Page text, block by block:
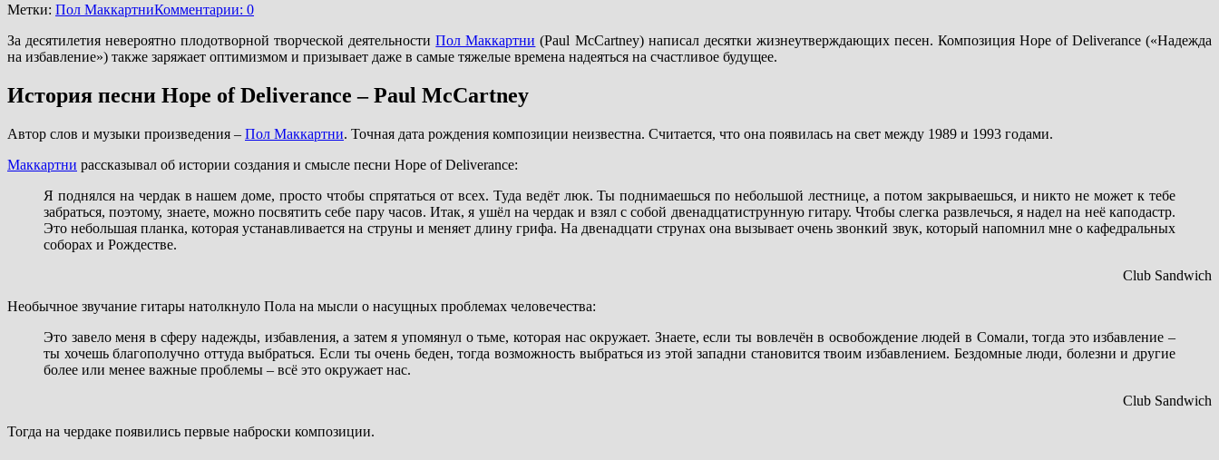
Метки: Пол МаккартниКомментарии: 0
За десятилетия невероятно плодотворной творческой деятельностиПол Маккартни (Paul McCartney) написал десятки жизнеутверждающих песен. Композиция Hope of Deliverance («Надежда
на избавление») также заряжает оптимизмом и призывает даже в самые тяжелые времена надеяться на счастливое будущее.
История песни Hope of Deliverance – Paul McCartney
Автор слов и музыки произведения – Пол Маккартни. Точная дата рождения композиции неизвестна. Считается, что она появилась на свет между 1989 и 1993 годами.
Маккартни рассказывал об истории создания и смысле песни Hope of Deliverance:
Я поднялся на чердак в нашем доме, просто чтобы спрятаться от всех. Туда ведёт люк. Ты поднимаешься по небольшой лестнице, а потом закрываешься, и никто не может к тебе
забраться, поэтому, знаете, можно посвятить себе пару часов. Итак, я ушёл на чердак и взял с собой двенадцатиструнную гитару. Чтобы слегка развлечься, я надел на неё каподастр.
Это небольшая планка, которая устанавливается на струны и меняет длину грифа. На двенадцати струнах она вызывает очень звонкий звук, который напомнил мне о кафедральных
соборах и Рождестве.
Club Sandwich
Необычное звучание гитары натолкнуло Пола на мысли о насущных проблемах человечества:
Это завело меня в сферу надежды, избавления, а затем я упомянул о тьме, которая нас окружает. Знаете, если ты вовлечён в освобождение людей в Сомали, тогда это избавление –
ты хочешь благополучно оттуда выбраться. Если ты очень беден, тогда возможность выбраться из этой западни становится твоим избавлением. Бездомные люди, болезни и другие
более или менее важные проблемы – всё это окружает нас.
Club Sandwich
Тогда на чердаке появились первые наброски композиции.